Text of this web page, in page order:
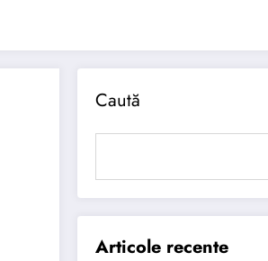
Caută
Articole recente